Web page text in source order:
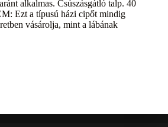
alkalmas. Csúszásgátló talp. 40
Ezt a típusú házi cipőt mindig
vásárolja, mint a lábának